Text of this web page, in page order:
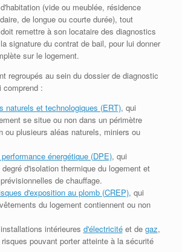
(vide ou meublée, résidence
de longue ou courte durée), tout
remettre à son locataire des diagnostics
signature du contrat de bail, pour lui donner
sur le logement.
regroupés au sein du dossier de diagnostic
comprend :
naturels et technologiques (ERT), qui
se situe ou non dans un périmètre
ou plusieurs aléas naturels, miniers ou
énergétique (DPE), qui
d'isolation thermique du logement et
de chauffage.
d'exposition au plomb (CREP), qui
du logement contiennent ou non
intérieures d'électricitéet de gaz,
pouvant porter atteinte à la sécurité